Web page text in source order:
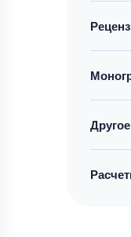
Другое